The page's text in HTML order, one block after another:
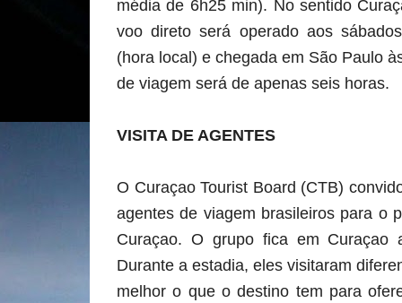
média de 6h25 min). No sentido
voo direto será operado aos
(hora local) e chegada em São Paulo
de viagem será de apenas seis horas.
VISITA DE AGENTES
O Curaçao Tourist Board (CTB)
agentes de viagem brasileiros para o
Curaçao. O grupo fica em Curaçao
Durante a estadia, eles visitaram
melhor o que o destino tem para